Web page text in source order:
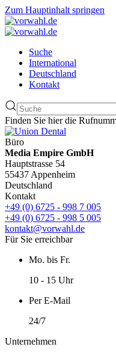
Zum Hauptinhalt springen
Suche
International
Deutschland
Kontakt
Finden Sie hier die
Büro
Media Empire GmbH
Hauptstrasse 54
55437 Appenheim
Deutschland
Kontakt
+49 (0) 6725 - 998 7 005
+49 (0) 6725 - 998 5 005
kontakt@vorwahl.de
Für Sie erreichbar
Mo. bis Fr.
10 - 15 Uhr
Per E-Mail
24/7
Unternehmen